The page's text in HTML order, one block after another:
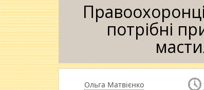
потрібні
Ольга Матвієнко